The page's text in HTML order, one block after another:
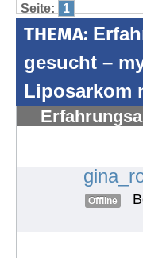
Seite: 1
THEMA:
gesucht –
Liposarkom
Offline